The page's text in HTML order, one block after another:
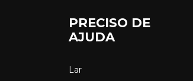
PRECISO DE
AJUDA
Lar